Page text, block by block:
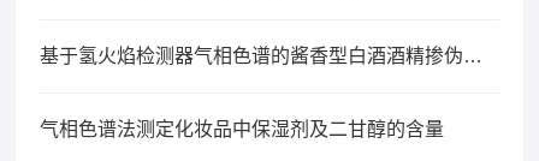
基于氢火焰检测器气相色谱的酱香型白酒酒精掺伪鉴别技术研究
气相色谱法测定化妆品中保湿剂及二甘醇的含量